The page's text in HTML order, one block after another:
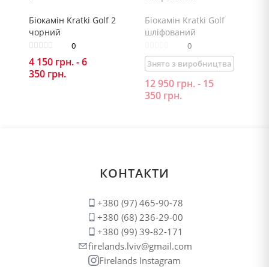
Біокамін Kratki Golf 2
чорний
0
4 150 грн.-6
350 грн.
Біокамін Kratki Golf
шліфований
0
Знято з виробництва
12 950 грн.- 15
350 грн.
КОНТАКТИ
+380 (97) 465-90-78
+380 (68) 236-29-00
+380 (99) 39-82-171
firelands.lviv@gmail.com
Firelands Instagram